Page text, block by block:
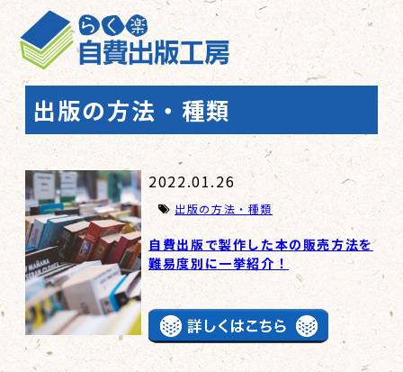
出版の方法・種類
2022.01.26
出版の方法・種類
自費出版で製作した本の販売方法を
難易度別に一挙紹介！